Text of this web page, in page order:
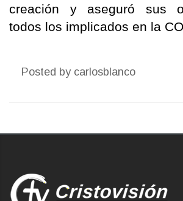
creación y aseguró sus
todos los implicados en la
Posted by carlosblanco